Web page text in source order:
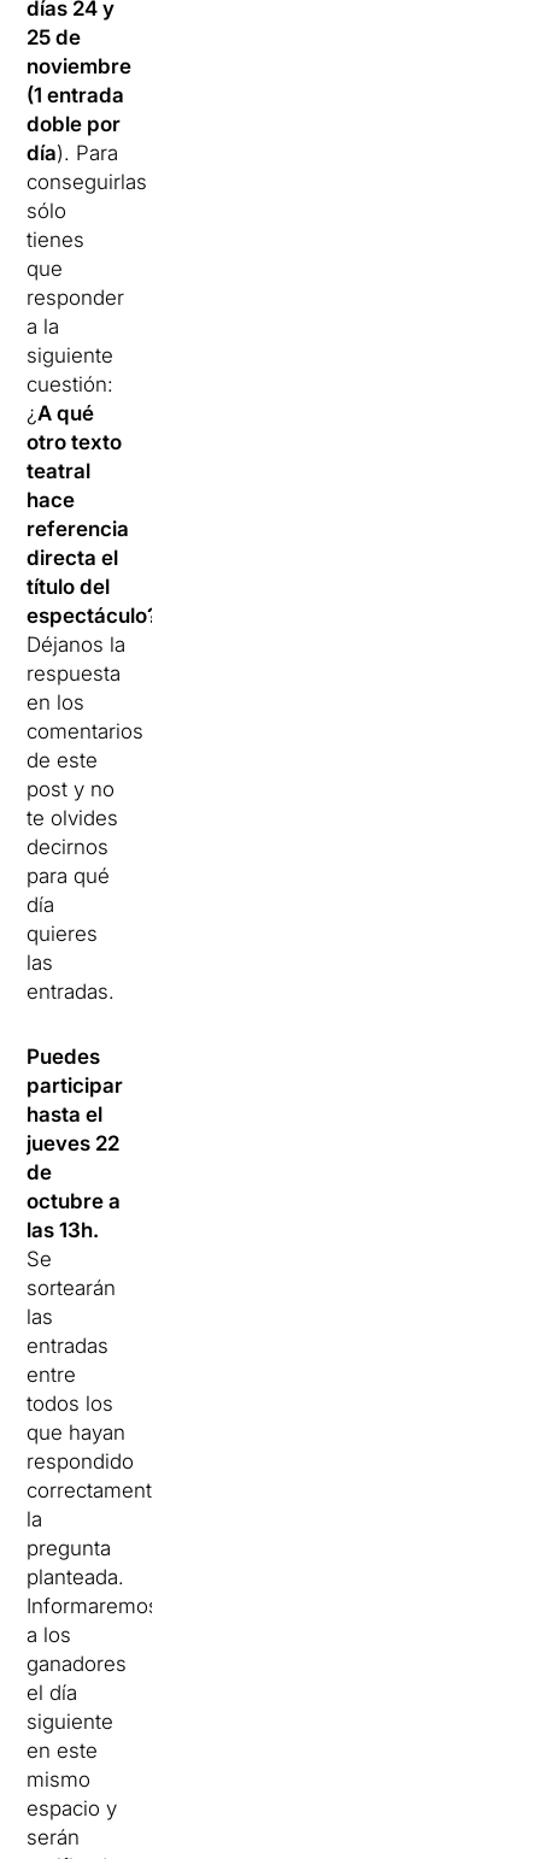
días 24 y
25 de
noviembre
(1 entrada
doble por
día). Para
conseguirlas
sólo
tienes
que
responder
a la
siguiente
cuestión:
¿A qué
otro texto
teatral
hace
referencia
directa el
título del
espectáculo?
Déjanos la
respuesta
en los
comentarios
de este
post y no
te olvides
decirnos
para qué
día
quieres
las
entradas.
Puedes
participar
hasta el
jueves 22
de
octubre a
las 13h.
Se
sortearán
las
entradas
entre
todos los
que hayan
respondido
correctamente
la
pregunta
planteada.
Informaremos
a los
ganadores
el día
siguiente
en este
mismo
espacio y
serán